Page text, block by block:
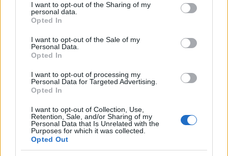
not limited to your visit or usage behaviour. You may click to
grant or deny consent to Google and its third-party tags to
use your data for below specified purposes in below Google
consent section.
I want to opt-out of the Sharing of my
personal data.
Opted In
I want to opt-out of the Sale of my
Personal Data.
Opted In
I want to opt-out of processing my
Personal Data for Targeted Advertising.
Opted In
I want to opt-out of Collection, Use,
Retention, Sale, and/or Sharing of my
Personal Data that Is Unrelated with the
Purposes for which it was collected.
Opted Out
Βουλή: Στην Επιτροπή Δεοντολογίας ο Κυριαζίδης
– Χαρακτήρισε «ευχή» το «κάνε κανένα παιδί»
28/07/2026 - 9:55μμ